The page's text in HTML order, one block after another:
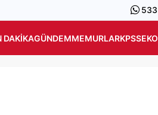
DAKIKAGÜNDEMMEMURLARKPSS